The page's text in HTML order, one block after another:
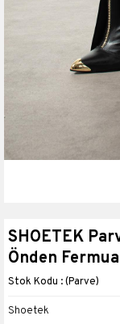
SHOETEK
Önden
(Parve)
Shoetek